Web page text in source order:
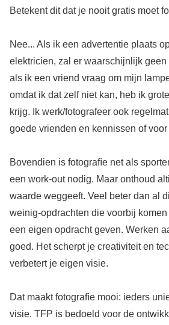
Betekent dit dat je nooit gratis moet
Nee... Als ik een advertentie plaats
elektricien, zal er waarschijnlijk
als ik een vriend vraag om mijn
omdat ik dat zelf niet kan, heb ik
krijg. Ik werk/fotografeer ook
goede vrienden en kennissen of
Bovendien is fotograﬁe net als
een work-out nodig. Maar onthoud
waarde weggeeft. Veel beter dan al
weinig-opdrachten die voorbij
een eigen opdracht geven. Werken
goed. Het scherpt je creativiteit en
verbetert je eigen visie.
Dat maakt fotograﬁe mooi: ieders
visie. TFP is bedoeld voor de